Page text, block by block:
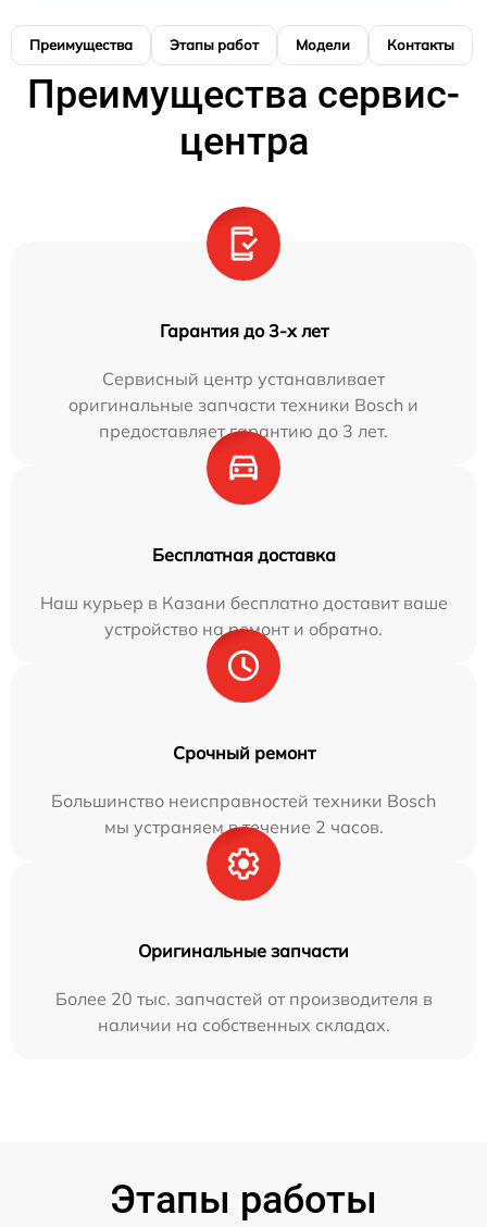
Преимущества Этапы работ Модели Контакты
Преимущества сервис-
центра
Гарантия до 3-х лет
Сервисный центр устанавливает
оригинальные запчасти техники Bosch и
предоставляет гарантию до 3 лет.
Бесплатная доставка
Наш курьер в Казани бесплатно доставит ваше
устройство на ремонт и обратно.
Срочный ремонт
Большинство неисправностей техники Bosch
мы устраняем в течение 2 часов.
Оригинальные запчасти
Более 20 тыс. запчастей от производителя в
наличии на собственных складах.
Этапы работы